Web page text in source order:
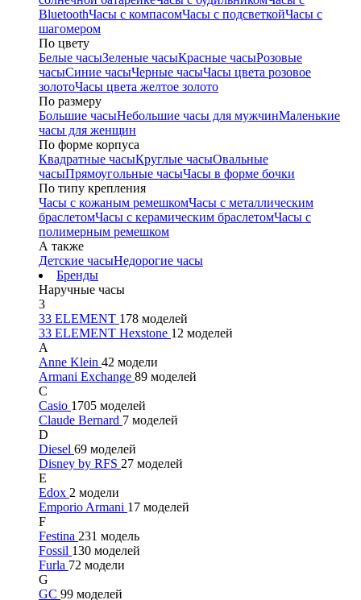
BluetoothЧасы с компасомЧасы с подсветкойЧасы с
шагомером
По цвету
Белые часыЗеленые часыКрасные часыРозовые
часыСиние часыЧерные часыЧасы цвета розовое
золотоЧасы цвета желтое золото
По размеру
Большие часыНебольшие часы для мужчинМаленькие
часы для женщин
По форме корпуса
Квадратные часыКруглые часыОвальные
часыПрямоугольные часыЧасы в форме бочки
По типу крепления
Часы с кожаным ремешкомЧасы с металлическим
браслетомЧасы с керамическим браслетомЧасы с
полимерным ремешком
А также
Детские часыНедорогие часы
Бренды
Наручные часы
3
33 ELEMENT 178 моделей
33 ELEMENT Hexstone 12 моделей
A
Anne Klein 42 модели
Armani Exchange 89 моделей
C
Casio 1705 моделей
Claude Bernard 7 моделей
D
Diesel 69 моделей
Disney by RFS 27 моделей
E
Edox 2 модели
Emporio Armani 17 моделей
F
Festina 231 модель
Fossil 130 моделей
Furla 72 модели
G
GC 99 моделей